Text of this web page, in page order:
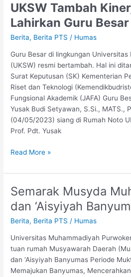
UKSW Tambah
Lahirkan Guru
Berita, Berita PTS / Humas
Guru Besar di lingkungan
(UKSW) resmi bertambah. Hal ini
Surat Keputusan (SK) Kementerian
Riset dan Teknologi
Fungsional Akademik (JAFA) Guru
Yusak Budi Setyawan, S.Si., MATS.,
(04/05/2023) siang di Rumah Noto
Prof. Pdt. Yusak
UKSW Tambah
Kinerja
Unggul:
Lahirkan
Teologi
Read More »
Semarak Musyda
dan ‘Aisyiyah
Berita, Berita PTS / Humas
Universitas Muhammadiyah
tuan rumah Musyawarah Daerah
dan ‘Aisyiyah Banyumas Periode
Memajukan Banyumas,
Semarak
Musyda
Muhammadiyah
dan